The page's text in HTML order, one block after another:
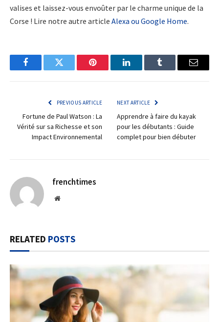
valises et laissez-vous envoûter par le charme unique de la
Corse ! Lire notre autre article Alexa ou Google Home.
FacebookTwitter Pinterest LinkedInTumblr Email
PREVIOUS ARTICLE
Fortune de Paul Watson : La
Vérité sur sa Richesse et son
Impact Environnemental
NEXT ARTICLE
Apprendre à faire du kayak
pour les débutants : Guide
complet pour bien débuter
frenchtimes
Website
RELATED POSTS